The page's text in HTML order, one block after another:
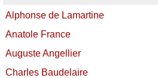
Alphonse de Lamartine
Anatole France
Auguste Angellier
Charles Baudelaire